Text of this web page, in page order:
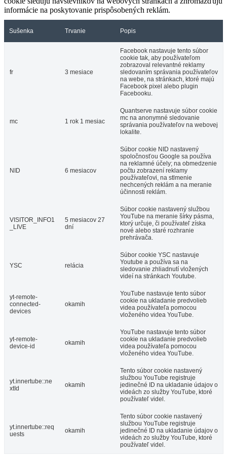
informácie na poskytovanie prispôsobených reklám.
Sušenka Trvanie Popis
fr 3 mesiace
Facebook nastavuje tento súbor
cookie tak, aby používateľom
zobrazoval relevantné reklamy
sledovaním správania používateľov
na webe, na stránkach, ktoré majú
Facebook pixel alebo plugin
Facebooku.
mc 1 rok 1 mesiac
Quantserve nastavuje súbor cookie
mc na anonymné sledovanie
správania používateľov na webovej
lokalite.
NID 6 mesiacov
Súbor cookie NID nastavený
spoločnosťou Google sa používa
na reklamné účely; na obmedzenie
počtu zobrazení reklamy
používateľovi, na stlmenie
nechcených reklám a na meranie
účinnosti reklám.
VISITOR_INFO1
_LIVE
5 mesiacov 27
dní
Súbor cookie nastavený službou
YouTube na meranie šírky pásma,
ktorý určuje, či používateľ získa
nové alebo staré rozhranie
prehrávača.
YSC relácia
Súbor cookie YSC nastavuje
Youtube a používa sa na
sledovanie zhliadnutí vložených
videí na stránkach Youtube.
yt-remote-
connected-
devices
okamih
YouTube nastavuje tento súbor
cookie na ukladanie predvolieb
videa používateľa pomocou
vloženého videa YouTube.
yt-remote-
device-id
okamih
YouTube nastavuje tento súbor
cookie na ukladanie predvolieb
videa používateľa pomocou
vloženého videa YouTube.
yt.innertube::ne
xtId
okamih
Tento súbor cookie nastavený
službou YouTube registruje
jedinečné ID na ukladanie údajov o
videách zo služby YouTube, ktoré
používateľ videl.
yt.innertube::req
uests
okamih
Tento súbor cookie nastavený
službou YouTube registruje
jedinečné ID na ukladanie údajov o
videách zo služby YouTube, ktoré
používateľ videl.